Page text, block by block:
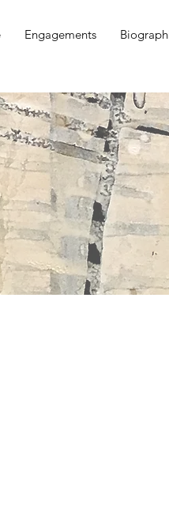
Engagements